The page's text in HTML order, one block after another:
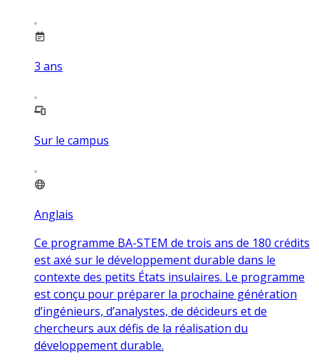
3 ans
Sur le campus
Anglais
Ce programme BA-STEM de trois ans de 180 crédits
est axé sur le développement durable dans le
contexte des petits États insulaires. Le programme
est conçu pour préparer la prochaine génération
d’ingénieurs, d’analystes, de décideurs et de
chercheurs aux défis de la réalisation du
développement durable.